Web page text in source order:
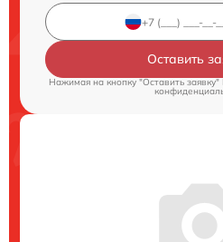
Оставить
Нажимая на кнопку "Оставить